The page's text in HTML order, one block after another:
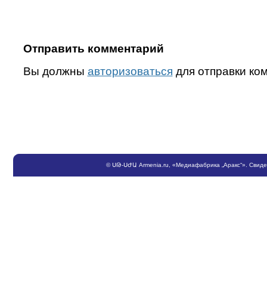
Отправить комментарий
Вы должны авторизоваться для отправки
©ՍԹ-ՍԺԱ Armenia.ru , «Медиафабрика „Аракс“».